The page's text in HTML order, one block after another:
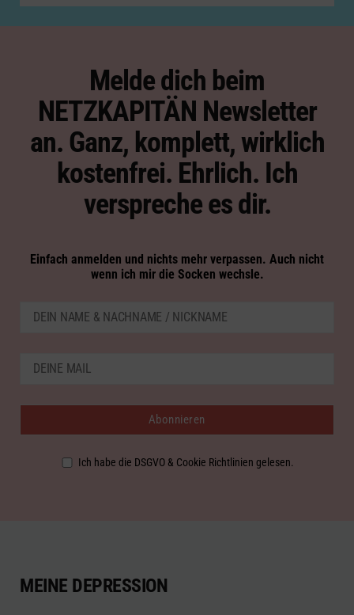
Melde dich beim
NETZKAPITÄN Newsletter
an. Ganz, komplett, wirklich
kostenfrei. Ehrlich. Ich
verspreche es dir.
Einfach anmelden und nichts mehr verpassen. Auch nicht
wenn ich mir die Socken wechsle.
Ich habe die DSGVO & Cookie Richtlinien gelesen.
MEINE DEPRESSION